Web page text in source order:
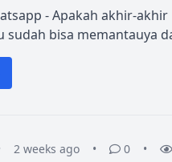
- Apakah akhir-
sudah bisa memantauya
2 weeks ago • 0 •